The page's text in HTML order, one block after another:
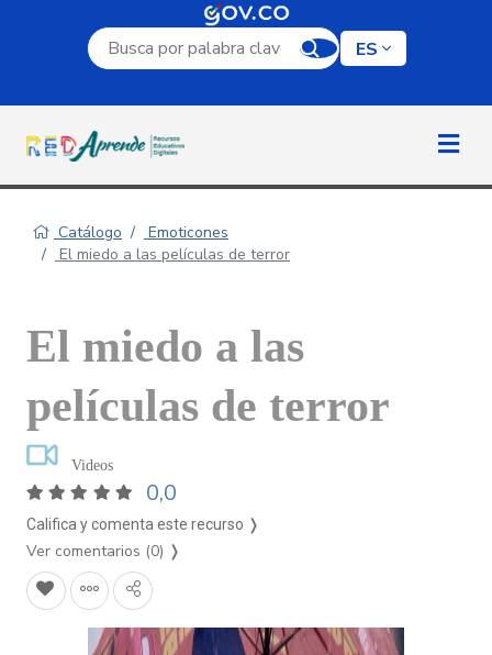
Campo de búsqueda por palabra clave
ES
Catálogo
Emoticones
El miedo a las películas de terror
El miedo a las
películas de terror
Videos
0,0
Califica y comenta este recurso ❭
Ver comentarios (0) ❭